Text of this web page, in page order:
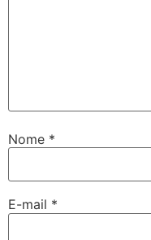
Nome *
E-mail *